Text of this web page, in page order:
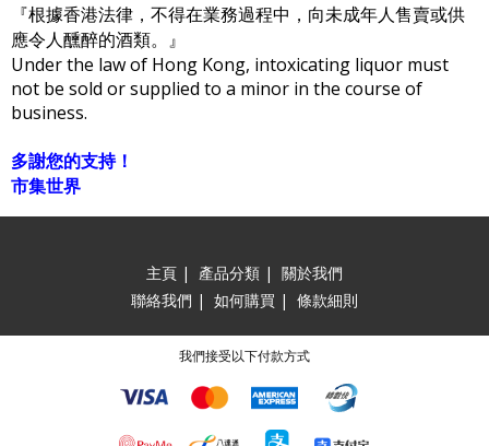
『根據香港法律，不得在業務過程中，向未成年人售賣或供
應令人醺醉的酒類。』
Under the law of Hong Kong, intoxicating liquor must
not be sold or supplied to a minor in the course of
business.
多謝您的支持！
市集世界
主頁 | 產品分類 | 關於我們
聯絡我們 | 如何購買 | 條款細則
我們接受以下付款方式